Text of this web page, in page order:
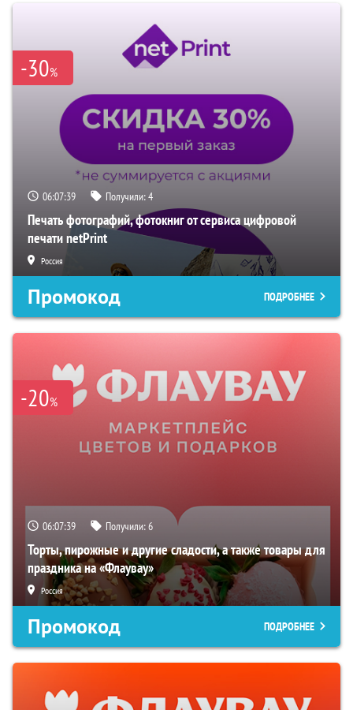
-30%
06:07:38 Получили:4
Печать фотографий, фотокниг от сервиса цифровой
печати netPrint
Россия
Промокод ПОДРОБНЕЕ
-20%
06:07:38 Получили:6
Торты, пирожные и другие сладости, а также товары для
праздника на «Флаувау»
Россия
Промокод ПОДРОБНЕЕ